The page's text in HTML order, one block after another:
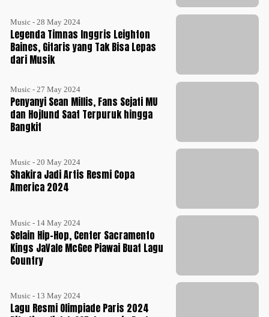
Music - 28 May 2024
Legenda Timnas Inggris Leighton
Baines, Gitaris yang Tak Bisa Lepas
dari Musik
Music - 27 May 2024
Penyanyi Sean Millis, Fans Sejati MU
dan Hojlund Saat Terpuruk hingga
Bangkit
Music - 20 May 2024
Shakira Jadi Artis Resmi Copa
America 2024
Music - 14 May 2024
Selain Hip-Hop, Center Sacramento
Kings JaVale McGee Piawai Buat Lagu
Country
Music - 13 May 2024
Lagu Resmi Olimpiade Paris 2024